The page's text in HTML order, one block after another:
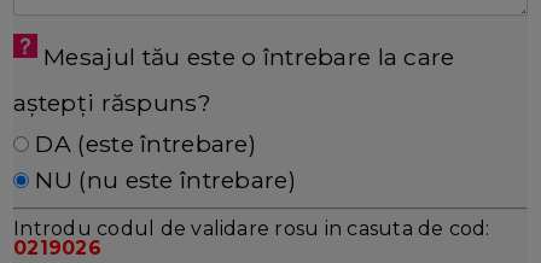
Mesajul tău este o întrebare la care
aștepți răspuns?
DA (este întrebare)
NU (nu este întrebare)
Introdu codul de validare rosu in casuta de cod:
0219026